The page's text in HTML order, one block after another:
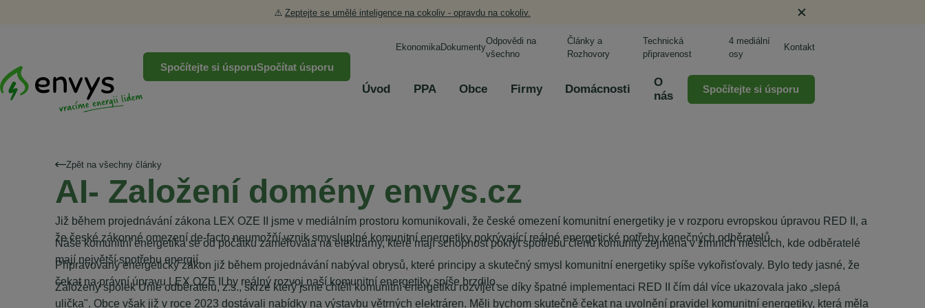
⚠️ Zeptejte se umělé inteligence na cokoliv - opravdu na cokoliv.
Spočítejte si úsporuSpočítat úsporu
EkonomikaDokumenty
Odpovědi na
všechno
Články a
Rozhovory
Technická
připravenost
4 mediální
osy
Kontakt
Úvod PPA Obce Firmy Domácnosti
O
nás
Spočítejte si úsporu
Zpět na všechny články
AI- Založení domény envys.cz
Již během projednávání zákona LEX OZE II jsme v mediálním prostoru komunikovali, že české omezení komunitní energetiky je v rozporu evropskou úpravou RED II, a
že české zákonné omezení de-facto neumožňí vznik smysluplné komunitní energetiky pokrývající reálné energetické potřeby konečných odběratelů.
Náše komunitní energetika se od počátku zaměřovala na elektrárny, které mají schopnost pokrýt spotřebu členů komunity zejména v zimních měsících, kde odběratelé
mají největší spotřebu energií.
Připravovaný energetický zákon již během projednávání nabýval obrysů, které principy a skutečný smysl komunitní energetiky spíše vykořisťovaly. Bylo tedy jasné, že
čekat na právní úpravu LEX OZE II by reálný rozvoj naší komunitní energetiky spíše brzdilo.
Založený spolek Unie odběratelů, z.s., skrze který jsme chtěli komunitní energetiku rozvíjet se díky špatné implementaci RED II čím dál více ukazovala jako „slepá
ulička". Obce však již v roce 2023 dostávali nabídky na výstavbu větrných elektráren. Měli bychom skutečně čekat na uvolnění pravidel komunitní energetiky, která měla